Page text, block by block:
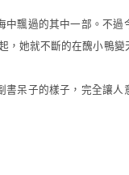
中飄過的其中一部。不過
，她就不斷的在醜小鴨變
呆子的樣子，完全讓人